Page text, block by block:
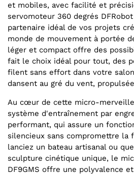
et mobiles, avec facilité et
servomoteur 360 degrés
partenaire idéal de vos projets
monde de mouvement à portée
léger et compact offre des
fait le choix idéal pour tout, des
filent sans effort dans votre
dansent au gré du vent,
Au cœur de cette micro-
système d'entraînement par
performant, qui assure un
silencieux sans compromettre la
lanciez un bateau artisanal ou
sculpture cinétique unique, le
DF9GMS offre une polyvalence